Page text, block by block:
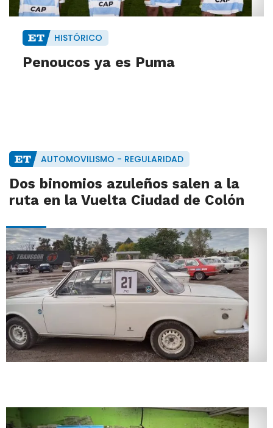
HISTÓRICO
Penoucos ya es Puma
AUTOMOVILISMO - REGULARIDAD
Dos binomios azuleños salen a la
ruta en la Vuelta Ciudad de Colón